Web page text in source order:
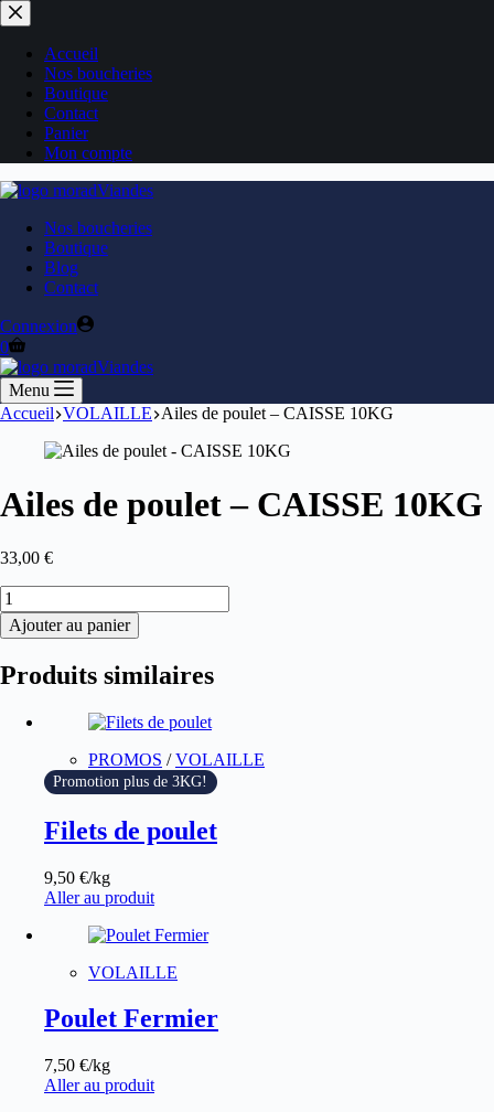
Accueil
Nos boucheries
Boutique
Contact
Panier
Mon compte
Nos boucheries
Boutique
Blog
Contact
Connexion
0
Menu
Accueil VOLAILLE Ailes de poulet – CAISSE 10KG
Ailes de poulet – CAISSE 10KG
33,00 €
Ajouter au panier
Produits similaires
PROMOS /VOLAILLE
Promotion plus de 3KG!
Filets de poulet
9,50 €/kg
Aller au produit
VOLAILLE
Poulet Fermier
7,50 €/kg
Aller au produit